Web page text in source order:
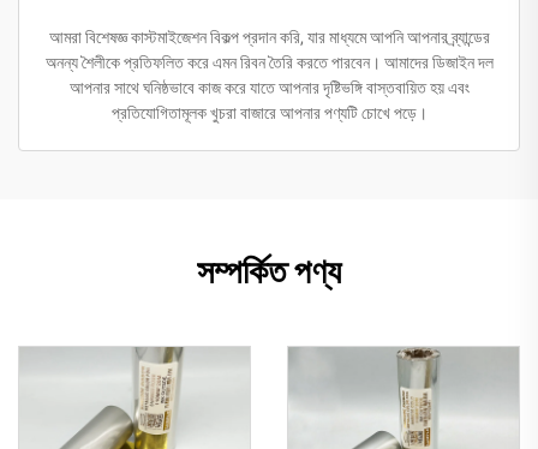
আমরা বিশেষজ্ঞ কাস্টমাইজেশন বিকল্প প্রদান করি, যার মাধ্যমে আপনি আপনার ব্র্যান্ডের
অনন্য শৈলীকে প্রতিফলিত করে এমন রিবন তৈরি করতে পারবেন। আমাদের ডিজাইন দল
আপনার সাথে ঘনিষ্ঠভাবে কাজ করে যাতে আপনার দৃষ্টিভঙ্গি বাস্তবায়িত হয় এবং
প্রতিযোগিতামূলক খুচরা বাজারে আপনার পণ্যটি চোখে পড়ে।
সম্পর্কিত পণ্য